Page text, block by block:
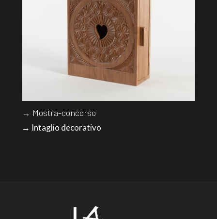
→ Mostra-concorso
→ Intaglio decorativo